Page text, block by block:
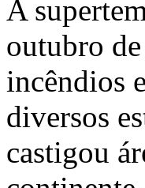
A
outubro
incêndios
diversos
castigou